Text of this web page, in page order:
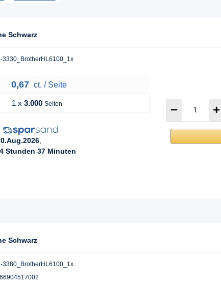
Schwarz
3330_BrotherHL6100_1x
0,67 ct. / Seite
1 x 3.000 Seiten
Stunden 37 Minuten
Schwarz
3380_BrotherHL6100_1x